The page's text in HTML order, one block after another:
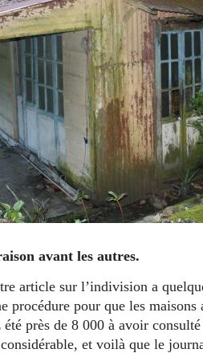
avant les autres.
article sur l’indivision a
procédure pour que les maisons
été près de 8 000 à avoir
et voilà que le